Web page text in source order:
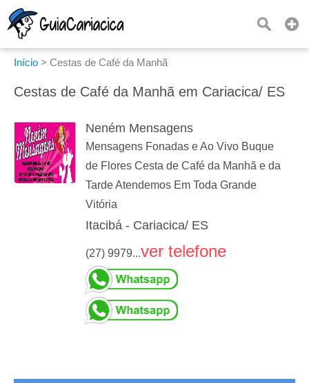
Início > Cestas de Café da Manhã
Cestas de Café da Manhã em Cariacica/ ES
Neném Mensagens
Mensagens Fonadas e Ao Vivo Buque
de Flores Cesta de Café da Manhã e da
Tarde Atendemos Em Toda Grande
Vitória
Itacibá - Cariacica/ ES
(27) 9979...ver telefone